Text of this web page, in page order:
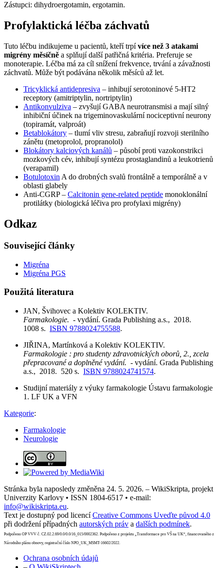
Zástupci: dihydroergotamin, ergotamin.
Profylaktická léčba záchvatů
Tuto léčbu indikujeme u pacientů, kteří trpívíce než 3 atakami
migrény měsíčně a splňují další patřičná kritéria. Preferuje se
monoterapie. Léčba má za cíl snížení frekvence, trvání a závažnosti
záchvatů. Může být podávána několik měsíců až let.
Tricyklická antidepresiva – inhibují serotoninové 5-HT2
receptory (amitriptylin, nortriptylin)
Antikonvulziva – zvyšují GABA neurotransmisi a mají silný
inhibiční účinek na trigeminovaskulární nociceptivní neurony
(topiramát, valproát)
Betablokátory – tlumí vliv stresu, zabraňují rozvoji sterilního
zánětu (metoprolol, propranolol)
Blokátory kalciových kanálů – působí proti vazokonstrikci
mozkových cév, inhibují syntézu prostaglandinů a leukotrienů
(verapamil)
Botulotoxin A do drobných svalů frontálně a temporálně a v
oblasti glabely
Anti-CGRP – Calcitonin gene-related peptide monoklonální
protilátky (biologická léčiva pro profylaxi migrény)
Odkaz
Související články
Migréna
Migréna PGS
Použitá literatura
JAN, Švihovec a Kolektiv KOLEKTIV.
Farmakologie. - vydání. Grada Publishing a.s., 2018.
1008 s. ISBN 9788024755588.
JIŘINA, Martínková a Kolektiv KOLEKTIV.
Farmakologie : pro studenty zdravotnických oborů, 2., zcela
přepracované a doplněné vydání. - vydání. Grada Publishing
a.s., 2018. 520 s. ISBN 9788024741574.
Studijní materiály z výuky farmakologie Ústavu farmakologie
1. LF UK a VFN
Kategorie:
Farmakologie
Neurologie
Stránka byla naposledy změněna 24. 5. 2026. – WikiSkripta, projekt
Univerzity Karlovy • ISSN 1804-6517 • e-mail:
info@wikiskripta.eu.
Text je dostupný pod licencíCreative Commons Uveďte původ 4.0
při dodržení případných autorských práv a dalších podmínek.
Podpořeno OP VVV č. CZ.02.2.69/0.0/0.0/16_015/0002362. Podpořeno z projektu „Transformace pro VŠ na UK“, financovaného z
Národního plánu obnovy, registrační číslo NPO_UK_MSMT-16602/2022.
Ochrana osobních údajů